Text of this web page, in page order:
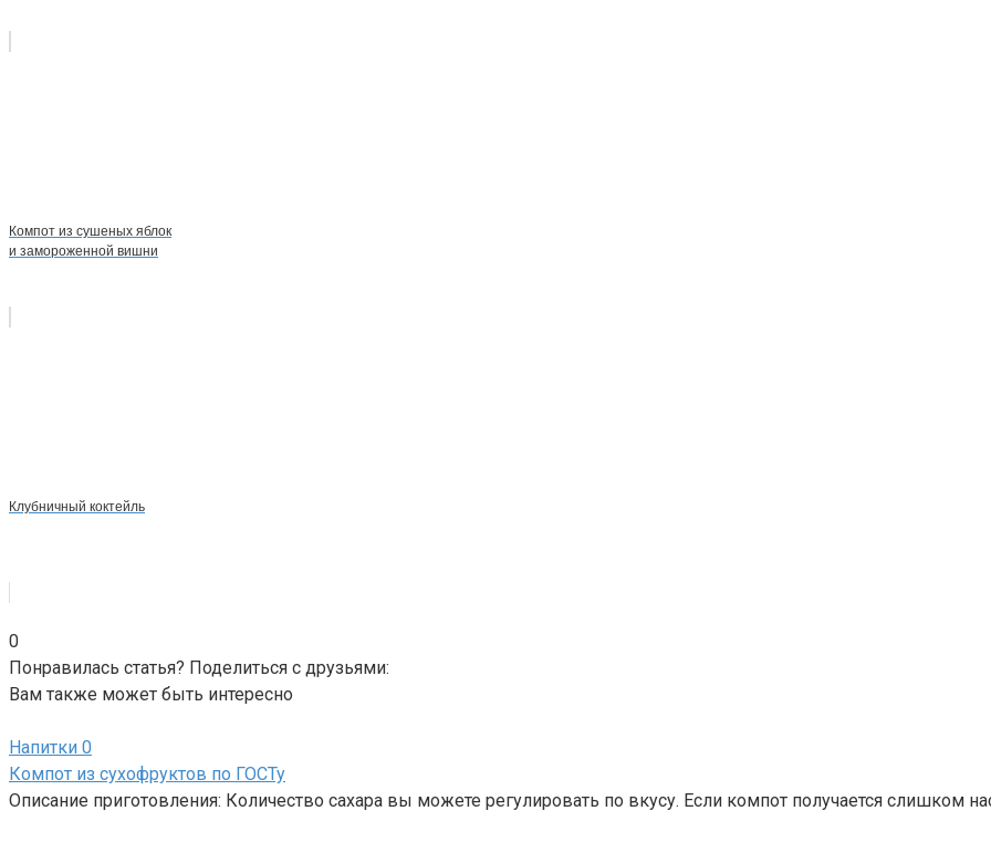
Компот из сушеных яблок
и замороженной вишни
Клубничный коктейль
0
Понравилась статья? Поделиться с друзьями:
Вам также может быть интересно
Напитки 0
Компот из сухофруктов по ГОСТу
Описание приготовления: Количество сахара вы можете регулировать по вкусу. Если компот получается слишком